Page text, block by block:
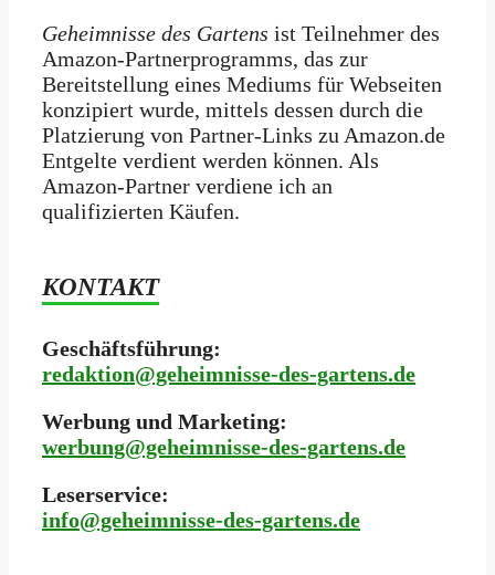
Geheimnisse des Gartens ist Teilnehmer des
Amazon-Partnerprogramms, das zur
Bereitstellung eines Mediums für Webseiten
konzipiert wurde, mittels dessen durch die
Platzierung von Partner-Links zu Amazon.de
Entgelte verdient werden können. Als
Amazon-Partner verdiene ich an
qualifizierten Käufen.
KONTAKT
Geschäftsführung:
redaktion@geheimnisse-des-gartens.de
Werbung und Marketing:
werbung@geheimnisse-des-gartens.de
Leserservice:
info@geheimnisse-des-gartens.de